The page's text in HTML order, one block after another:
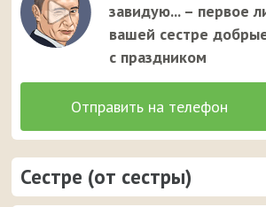
завидую... – первое
вашей сестре
с праздником
Сестре (от сестры)